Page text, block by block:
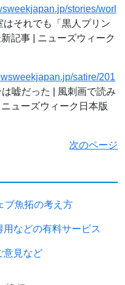
stories/worl
それでも「黒人プリン
記事 | ニューズウィーク
satire/201
嘘だった | 風刺画で読み
ューズウィーク日本版
次のページ
ブ魚拓の考え方
用などの有料サービス
意見など